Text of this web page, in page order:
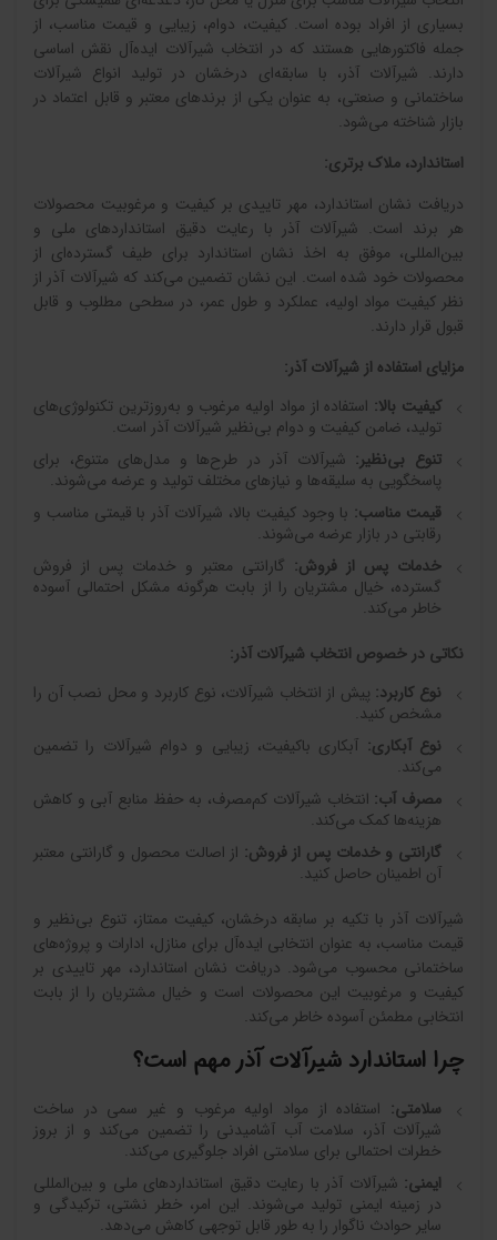
بسیاری از افراد بوده است. کیفیت، دوام، زیبایی و قیمت مناسب، از
جمله فاکتورهایی هستند که در انتخاب شیرآلات ایده‌آل نقش اساسی
دارند. شیرآلات آذر، با سابقه‌ای درخشان در تولید انواع شیرآلات
ساختمانی و صنعتی، به عنوان یکی از برندهای معتبر و قابل اعتماد در
بازار شناخته می‌شود.
استاندارد، ملاک برتری:
دریافت نشان استاندارد، مهر تاییدی بر کیفیت و مرغوبیت محصولات
هر برند است. شیرآلات آذر با رعایت دقیق استانداردهای ملی و
بین‌المللی، موفق به اخذ نشان استاندارد برای طیف گسترده‌ای از
محصولات خود شده است. این نشان تضمین می‌کند که شیرآلات آذر از
نظر کیفیت مواد اولیه، عملکرد و طول عمر، در سطحی مطلوب و قابل
قبول قرار دارند.
مزایای استفاده از شیرآلات آذر:
کیفیت بالا: استفاده از مواد اولیه مرغوب و به‌روزترین تکنولوژی‌های
تولید، ضامن کیفیت و دوام بی‌نظیر شیرآلات آذر است.
تنوع بی‌نظیر: شیرآلات آذر در طرح‌ها و مدل‌های متنوع، برای
پاسخگویی به سلیقه‌ها و نیازهای مختلف تولید و عرضه می‌شوند.
قیمت مناسب: با وجود کیفیت بالا، شیرآلات آذر با قیمتی مناسب و
رقابتی در بازار عرضه می‌شوند.
خدمات پس از فروش: گارانتی معتبر و خدمات پس از فروش
گسترده، خیال مشتریان را از بابت هرگونه مشکل احتمالی آسوده
خاطر می‌کند.
نکاتی در خصوص انتخاب شیرآلات آذر:
نوع کاربرد: پیش از انتخاب شیرآلات، نوع کاربرد و محل نصب آن را
مشخص کنید.
نوع آبکاری: آبکاری باکیفیت، زیبایی و دوام شیرآلات را تضمین
می‌کند.
مصرف آب: انتخاب شیرآلات کم‌مصرف، به حفظ منابع آبی و کاهش
هزینه‌ها کمک می‌کند.
گارانتی و خدمات پس از فروش: از اصالت محصول و گارانتی معتبر
آن اطمینان حاصل کنید.
شیرآلات آذر با تکیه بر سابقه درخشان، کیفیت ممتاز، تنوع بی‌نظیر و
قیمت مناسب، به عنوان انتخابی ایده‌آل برای منازل، ادارات و پروژه‌های
ساختمانی محسوب می‌شود. دریافت نشان استاندارد، مهر تاییدی بر
کیفیت و مرغوبیت این محصولات است و خیال مشتریان را از بابت
انتخابی مطمئن آسوده خاطر می‌کند.
چرا استاندارد شیرآلات آذر مهم است؟
سلامتی: استفاده از مواد اولیه مرغوب و غیر سمی در ساخت
شیرآلات آذر، سلامت آب آشامیدنی را تضمین می‌کند و از بروز
خطرات احتمالی برای سلامتی افراد جلوگیری می‌کند.
ایمنی: شیرآلات آذر با رعایت دقیق استانداردهای ملی و بین‌المللی
در زمینه ایمنی تولید می‌شوند. این امر، خطر نشتی، ترکیدگی و
سایر حوادث ناگوار را به طور قابل توجهی کاهش می‌دهد.